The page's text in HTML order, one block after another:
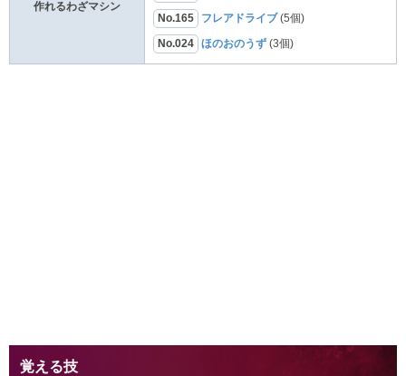
作れるわざマシン
No.165
フレアドライブ(5個)
No.024 ほのおのうず (3個)
覚える技